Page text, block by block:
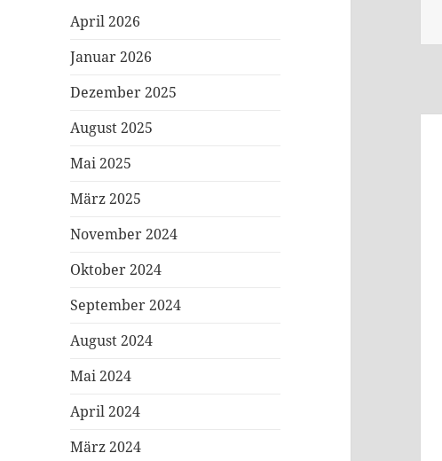
April 2026
Januar 2026
Dezember 2025
August 2025
Mai 2025
März 2025
November 2024
Oktober 2024
September 2024
August 2024
Mai 2024
April 2024
März 2024